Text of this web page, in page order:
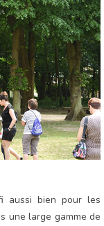
aussi bien pour les
une large gamme de